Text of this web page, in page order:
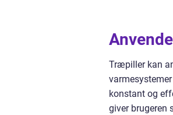
Træpiller kan
konstant og
giver brugeren